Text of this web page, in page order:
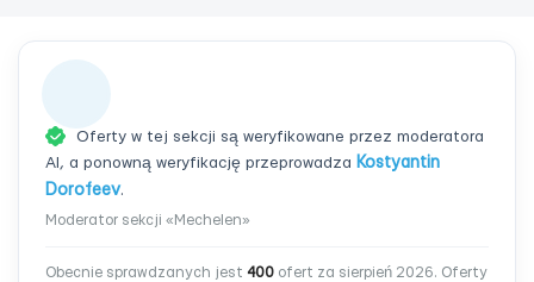
Oferty w tej sekcji są weryfikowane przez moderatora
AI, a ponowną weryfikację przeprowadza Kostyantin
Dorofeev.
Moderator sekcji «Mechelen»
Obecnie sprawdzanych jest 400 ofert za sierpień 2026. Oferty